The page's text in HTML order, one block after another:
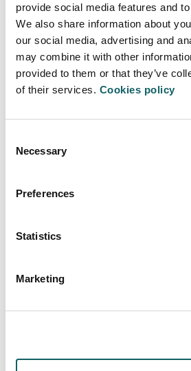
provide social media features and
We also share information about
our social media, advertising and
may combine it with other
provided to them or that they’ve
of their services. Cookies policy
Selection
Necessary
Preferences
Statistics
Marketing
Administración y
Empresas (myGADE-
Productos y Servicios